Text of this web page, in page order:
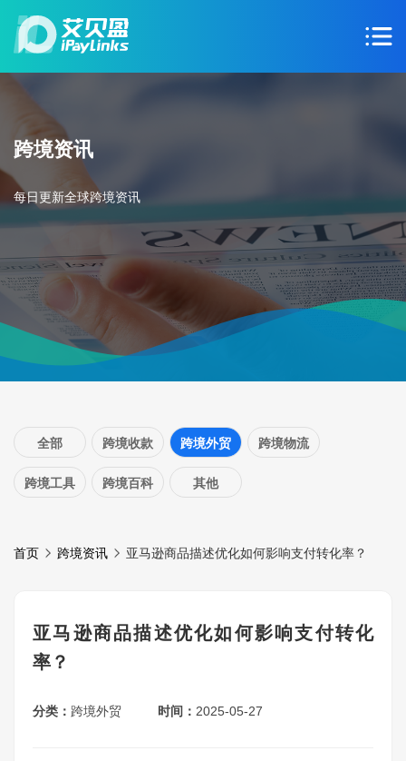
跨境资讯
每日更新全球跨境资讯
全部 跨境收款 跨境外贸 跨境物流
跨境工具 跨境百科 其他
首页 跨境资讯 亚马逊商品描述优化如何影响支付转化率？
亚马逊商品描述优化如何影响支付转化
率？
分类： 跨境外贸 时间： 2025-05-27